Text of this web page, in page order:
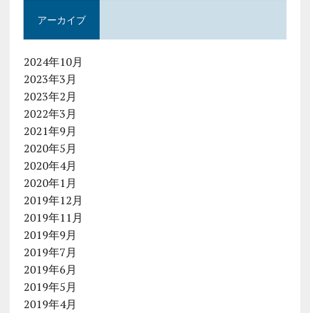
アーカイブ
2024年10月
2023年3月
2023年2月
2022年3月
2021年9月
2020年5月
2020年4月
2020年1月
2019年12月
2019年11月
2019年9月
2019年7月
2019年6月
2019年5月
2019年4月